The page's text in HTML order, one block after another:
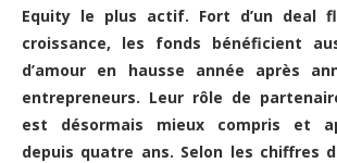
Equity le plus actif. Fort d’un deal
croissance, les fonds bénéficient
d’amour en hausse année après
entrepreneurs. Leur rôle de
est désormais mieux compris et
depuis quatre ans. Selon les chiffres